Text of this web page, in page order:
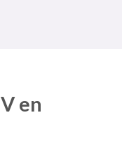
en